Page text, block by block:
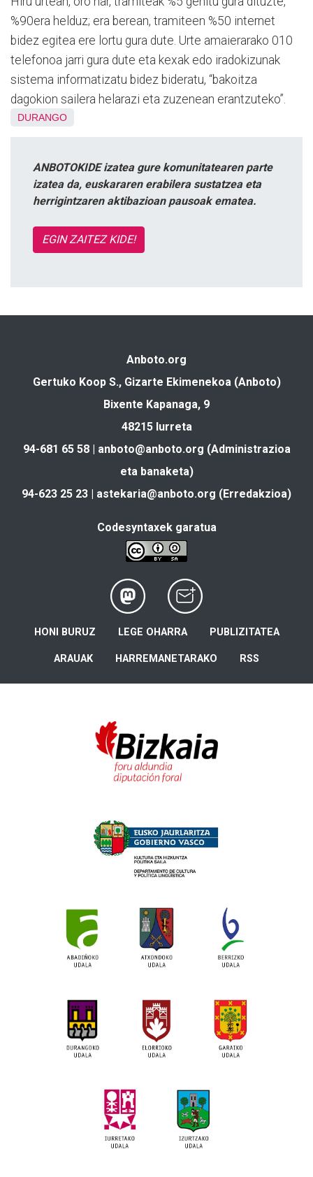
%90era helduz; era berean, tramiteen %50 internet
bidez egitea ere lortu gura dute. Urte amaierarako 010
telefonoa jarri gura dute eta kexak edo iradokizunak
sistema informatizatu bidez bideratu, “bakoitza
dagokion sailera helarazi eta zuzenean erantzuteko”.
DURANGO
ANBOTOKIDE izatea gure komunitatearen parte
izatea da, euskararen erabilera sustatzea eta
herrigintzaren aktibazioan pausoak ematea.
EGIN ZAITEZ KIDE!
Anboto.org
Gertuko Koop S., Gizarte Ekimenekoa (Anboto)
Bixente Kapanaga, 9
48215 Iurreta
94-681 65 58 | anboto@anboto.org (Administrazioa
eta banaketa)
94-623 25 23 | astekaria@anboto.org (Erredakzioa)
Codesyntaxek garatua
HONI BURUZ LEGE OHARRA PUBLIZITATEA
ARAUAK HARREMANETARAKO RSS